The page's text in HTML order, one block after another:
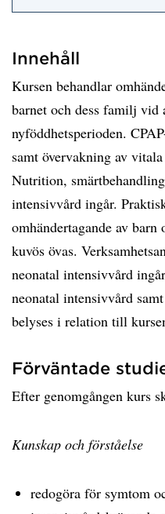
Innehåll
Kursen behandlar
barnet och dess familj
nyföddhetsperioden.
samt övervakning av
Nutrition,
intensivvård ingår.
omhändertagande av
kuvös övas.
neonatal intensivvård
neonatal intensivvård
belyses i relation till
Förväntade
Efter genomgången kurs
Kunskap och förståelse
redogöra för symtom